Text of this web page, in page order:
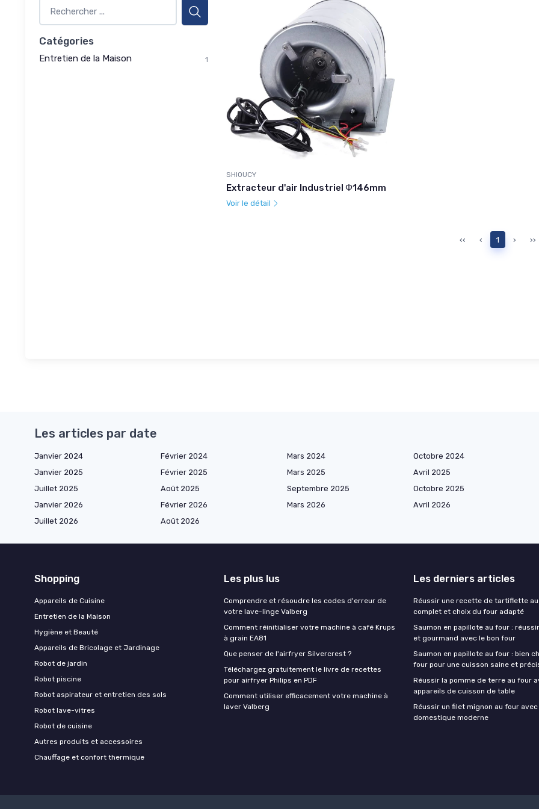
Catégories
Entretien de la Maison 1
SHIOUCY
Extracteur d'air Industriel Φ146mm
Voir le détail
‹‹ ‹ 1 › ››
Les articles par date
Janvier 2024 Février 2024 Mars 2024
Octobre 2024
Janvier 2025
Février 2025 Mars 2025
Avril 2025
Juillet 2025
Août 2025 Septembre 2025
Octobre 2025
Janvier 2026
Février 2026 Mars 2026
Avril 2026
Juillet 2026
Août 2026
Shopping
Appareils de Cuisine
Entretien de la Maison
Hygiène et Beauté
Appareils de Bricolage et Jardinage
Robot de jardin
Robot piscine
Robot aspirateur et entretien des sols
Robot lave-vitres
Robot de cuisine
Autres produits et accessoires
Chauffage et confort thermique
Les plus lus
Comprendre et résoudre les codes d'erreur de
votre lave-linge Valberg
Comment réinitialiser votre machine à café Krups
à grain EA81
Que penser de l'airfryer Silvercrest ?
Téléchargez gratuitement le livre de recettes
pour airfryer Philips en PDF
Comment utiliser efficacement votre machine à
laver Valberg
Les derniers articles
Réussir une recette de tartiflette
complet et choix du four adapté
Saumon en papillote au four :
et gourmand avec le bon four
Saumon en papillote au four : bien
four pour une cuisson saine et
Réussir la pomme de terre au four
appareils de cuisson de table
Réussir un filet mignon au four
domestique moderne